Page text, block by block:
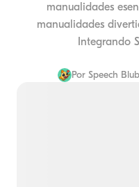
manualidades
manualidades
Integrando
Por Speech